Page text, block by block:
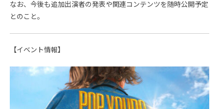
なお、今後も追加出演者の発表や関連コンテンツを随時公開予定
とのこと。
【イベント情報】